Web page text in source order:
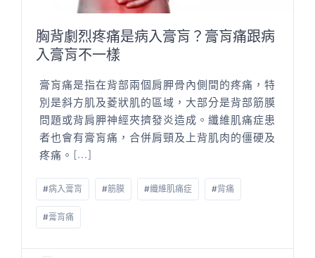
胸背劇烈疼痛是病入膏肓？膏肓痛跟病
入膏肓不一樣
膏肓痛是指在背部兩個肩胛骨內側間的疼痛，特
別是斜方肌及菱狀肌的區域，大部分是背部筋膜
問題或背肩胛神經夾擠發炎造成。纖維肌痛症患
者也會有膏肓痛，合併肩頸及上背肌肉的僵硬及
疼痛。 [...]
#病入膏肓 #筋膜 #纖維肌痛症 #背痛
#膏肓痛